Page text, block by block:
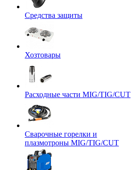
Средства защиты
Хозтовары
Расходные части MIG/TIG/CUT
Сварочные горелки и
плазмотроны MIG/TIG/CUT